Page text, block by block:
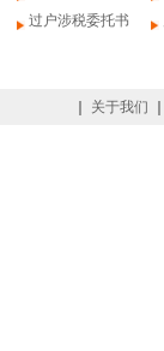
过户涉税委托书
关于我们